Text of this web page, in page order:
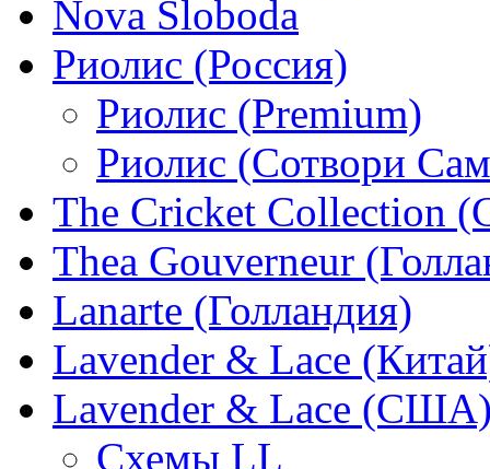
Nova Sloboda
Риолис (Россия)
Риолис (Premium)
Риолис (Сотвори
The Cricket Collection
Thea Gouverneur
Lanarte (Голландия)
Lavender & Lace
Lavender & Lace
Схемы LL